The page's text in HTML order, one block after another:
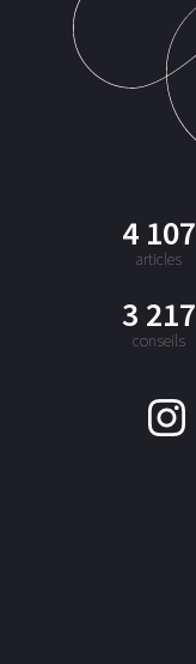
4 107
articles
3 217
conseils